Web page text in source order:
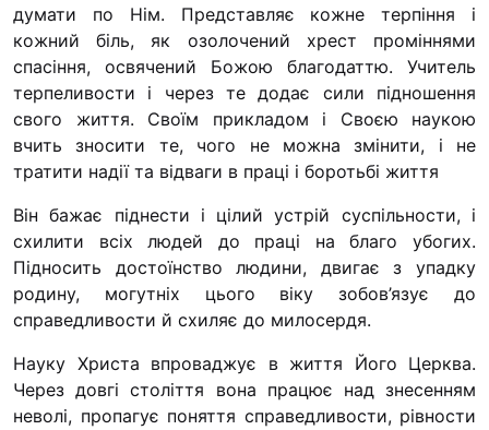
Законодавство
Освіта
Контакти
(096) 749 79 80
думати по Нім. Представляє кожне терпіння і
кожний біль, як озолочений хрест проміннями
спасіння, освячений Божою благодаттю. Учитель
терпеливости і через те додає сили підношення
свого життя. Своїм прикладом і Своєю наукою
вчить зносити те, чого не можна змінити, і не
тратити надії та відваги в праці і боротьбі життя
Він бажає піднести і цілий устрій суспільности, і
схилити всіх людей до праці на благо убогих.
Підносить достоїнство людини, двигає з упадку
родину, могутніх цього віку зобов’язує до
справедливости й схиляє до милосердя.
Науку Христа впроваджує в життя Його Церква.
Через довгі століття вона працює над знесенням
неволі, пропагує поняття справедливости, рівности